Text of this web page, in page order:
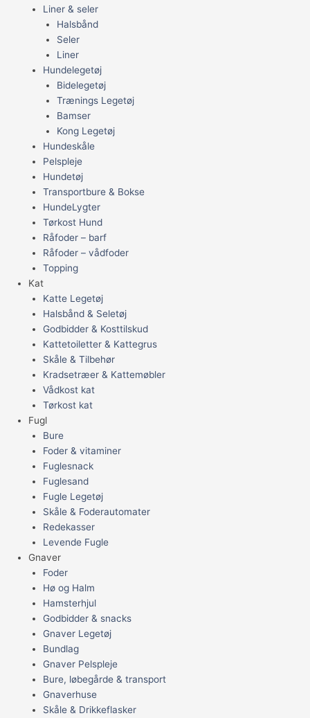
Liner & seler
Halsbånd
Seler
Liner
Hundelegetøj
Bidelegetøj
Trænings Legetøj
Bamser
Kong Legetøj
Hundeskåle
Pelspleje
Hundetøj
Transportbure & Bokse
HundeLygter
Tørkost Hund
Råfoder – barf
Råfoder – vådfoder
Topping
Kat
Katte Legetøj
Halsbånd & Seletøj
Godbidder & Kosttilskud
Kattetoiletter & Kattegrus
Skåle & Tilbehør
Kradsetræer & Kattemøbler
Vådkost kat
Tørkost kat
Fugl
Bure
Foder & vitaminer
Fuglesnack
Fuglesand
Fugle Legetøj
Skåle & Foderautomater
Redekasser
Levende Fugle
Gnaver
Foder
Hø og Halm
Hamsterhjul
Godbidder & snacks
Gnaver Legetøj
Bundlag
Gnaver Pelspleje
Bure, løbegårde & transport
Gnaverhuse
Skåle & Drikkeflasker